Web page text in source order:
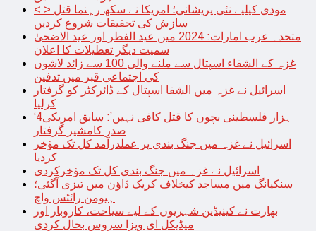
< > مودی کیلیے نئی پریشانی؛ امریکا نے سکھ رہنما قتل
سازش کی تحقیقات شروع کردیں
متحدہ عرب امارات: 2024 میں عید الفطر اور عید الاضحیٰ
سمیت دیگر تعطیلات کا اعلان
غزہ کے الشفاء اسپتال سے ملنے والی 100 سے زائد لاشوں
کی اجتماعی قبر میں تدفین
اسرائیل نے غزہ میں الشفا اسپتال کے ڈائرکٹر کو گرفتار
کرلیا
‘4ہزار فلسطینی بچوں کا قتل کافی نہیں’: سابق امریکی
صدر کامشیر گرفتار
اسرائیل نے غزہ میں جنگ بندی پر عملدرآمد کل تک مؤخر
کردیا
اسرائیل نے غزہ میں جنگ بندی کل تک مؤخرکردی
سنکیانگ میں مساجد کیخلاف کریک ڈاؤن میں تیزی آگئی؛
ہیومن رائٹس واچ
بھارت نے کینیڈین شہریوں کے لیے سیاحت، کاروبار اور
میڈیکل ای ویزا سروس بحال کردی